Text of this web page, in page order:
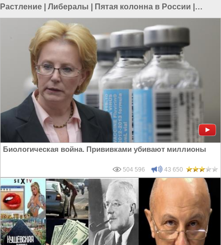
Растление Либералы Пятая колонна в России
Политика в России
Биологическая война. Прививками убивают миллионы
504 596 43 650